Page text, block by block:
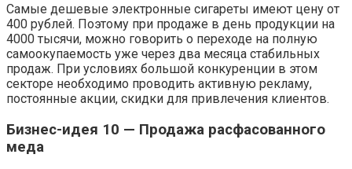
Самые дешевые электронные сигареты имеют цену от
400 рублей. Поэтому при продаже в день продукции на
4000 тысячи, можно говорить о переходе на полную
самоокупаемость уже через два месяца стабильных
продаж. При условиях большой конкуренции в этом
секторе необходимо проводить активную рекламу,
постоянные акции, скидки для привлечения клиентов.
Бизнес-идея 10 — Продажа расфасованного
меда